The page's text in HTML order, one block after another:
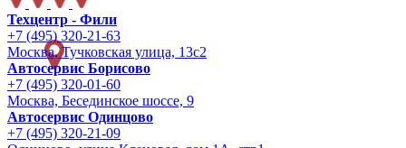
Техцентр - Фили
+7 (495) 320-21-63
Москва, Тучковская улица, 13с2
Автосервис Борисово
+7 (495) 320-01-60
Москва, Бесединское шоссе, 9
Автосервис Одинцово
+7 (495) 320-21-09